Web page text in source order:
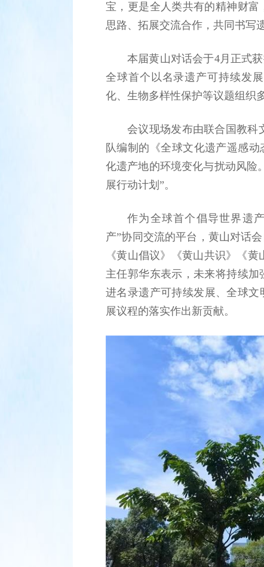
宝，更是全人类共有的精神财
思路、拓展交流合作，共同书写
本届黄山对话会于4月正式
全球首个以名录遗产可持续发
化、生物多样性保护等议题组织
会议现场发布由联合国教科
队编制的《全球文化遗产遥感
化遗产地的环境变化与扰动风险
展行动计划”。
作为全球首个倡导世界遗
产”协同交流的平台，黄山对话
《黄山倡议》《黄山共识》《
主任郭华东表示，未来将持续
进名录遗产可持续发展、全球
展议程的落实作出新贡献。